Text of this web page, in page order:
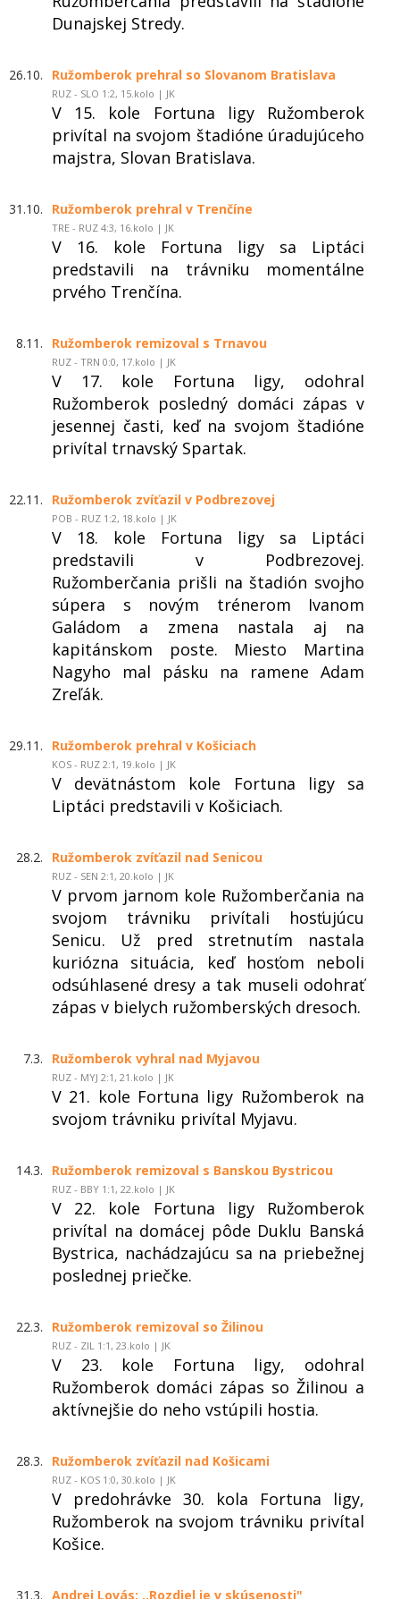
Dunajskej Stredy.
26.10. Ružomberok prehral so Slovanom Bratislava
RUZ - SLO 1:2, 15.kolo | JK
V 15. kole Fortuna ligy Ružomberok
privítal na svojom štadióne úradujúceho
majstra, Slovan Bratislava.
31.10. Ružomberok prehral v Trenčíne
TRE - RUZ 4:3, 16.kolo | JK
V 16. kole Fortuna ligy sa Liptáci
predstavili na trávniku momentálne
prvého Trenčína.
8.11. Ružomberok remizoval s Trnavou
RUZ - TRN 0:0, 17.kolo | JK
V 17. kole Fortuna ligy, odohral
Ružomberok posledný domáci zápas v
jesennej časti, keď na svojom štadióne
privítal trnavský Spartak.
22.11. Ružomberok zvíťazil v Podbrezovej
POB - RUZ 1:2, 18.kolo | JK
V 18. kole Fortuna ligy sa Liptáci
predstavili v Podbrezovej.
Ružomberčania prišli na štadión svojho
súpera s novým trénerom Ivanom
Galádom a zmena nastala aj na
kapitánskom poste. Miesto Martina
Nagyho mal pásku na ramene Adam
Zreľák.
29.11. Ružomberok prehral v Košiciach
KOS - RUZ 2:1, 19.kolo | JK
V devätnástom kole Fortuna ligy sa
Liptáci predstavili v Košiciach.
28.2. Ružomberok zvíťazil nad Senicou
RUZ - SEN 2:1, 20.kolo | JK
V prvom jarnom kole Ružomberčania na
svojom trávniku privítali hosťujúcu
Senicu. Už pred stretnutím nastala
kuriózna situácia, keď hosťom neboli
odsúhlasené dresy a tak museli odohrať
zápas v bielych ružomberských dresoch.
7.3. Ružomberok vyhral nad Myjavou
RUZ - MYJ 2:1, 21.kolo | JK
V 21. kole Fortuna ligy Ružomberok na
svojom trávniku privítal Myjavu.
14.3. Ružomberok remizoval s Banskou Bystricou
RUZ - BBY 1:1, 22.kolo | JK
V 22. kole Fortuna ligy Ružomberok
privítal na domácej pôde Duklu Banská
Bystrica, nachádzajúcu sa na priebežnej
poslednej priečke.
22.3. Ružomberok remizoval so Žilinou
RUZ - ZIL 1:1, 23.kolo | JK
V 23. kole Fortuna ligy, odohral
Ružomberok domáci zápas so Žilinou a
aktívnejšie do neho vstúpili hostia.
28.3. Ružomberok zvíťazil nad Košicami
RUZ - KOS 1:0, 30.kolo | JK
V predohrávke 30. kola Fortuna ligy,
Ružomberok na svojom trávniku privítal
Košice.
31.3. Andrej Lovás: ,,Rozdiel je v skúsenosti"